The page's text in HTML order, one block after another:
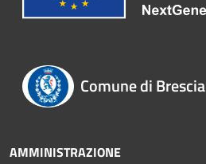
Comune di Brescia
AMMINISTRAZIONE